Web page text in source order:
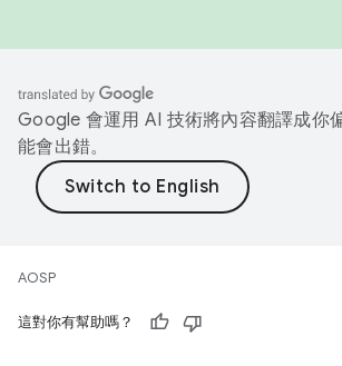
Google 會運用 AI 技術將內容翻譯成你
能會出錯。
AOSP
這對你有幫助嗎？